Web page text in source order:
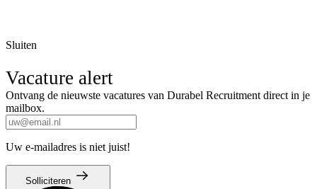
Sluiten
Vacature alert
Ontvang de nieuwste vacatures van Durabel Recruitment direct in je
mailbox.
Uw e-mailadres is niet juist!
Solliciteren